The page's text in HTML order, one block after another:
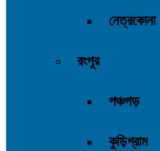
নেত্রকোনা
রংপুর
পঞ্চগড়
কুড়িগ্রাম